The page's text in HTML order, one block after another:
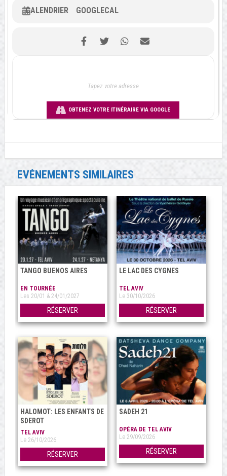
CALENDRIER GOOGLECAL
OBTENEZ VOTRE ITINÉRAIRE VIA GOOGLE
EVÉNEMENTS SIMILAIRES
TANGO BUENOS AIRES
EN TOURNÉE
Les 20/01 & 24/01/2027
RÉSERVER
LE LAC DES CYGNES
TEL AVIV
Le 30/10/2026
RÉSERVER
HALOMOT: LES ENFANTS DE
SDEROT
TEL AVIV
Le 26/10/2026
RÉSERVER
SADEH 21
OPÉRA DE TEL AVIV
Le 29/09/2026
RÉSERVER